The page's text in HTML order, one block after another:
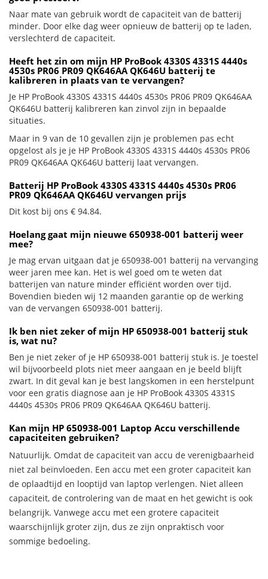
Naar mate van gebruik wordt de capaciteit van de batterij
minder. Door elke dag weer opnieuw de batterij op te laden,
verslechterd de capaciteit.
Heeft het zin om mijn HP ProBook 4330S 4331S 4440s
4530s PR06 PR09 QK646AA QK646U batterij te
kalibreren in plaats van te vervangen?
Je HP ProBook 4330S 4331S 4440s 4530s PR06 PR09 QK646AA
QK646U batterij kalibreren kan zinvol zijn in bepaalde
situaties.
Maar in 9 van de 10 gevallen zijn je problemen pas echt
opgelost als je je HP ProBook 4330S 4331S 4440s 4530s PR06
PR09 QK646AA QK646U batterij laat vervangen.
Batterij HP ProBook 4330S 4331S 4440s 4530s PR06
PR09 QK646AA QK646U vervangen prijs
Dit kost bij ons € 94.84.
Hoelang gaat mijn nieuwe 650938-001 batterij weer
mee?
Je mag ervan uitgaan dat je 650938-001 batterij na vervanging
weer jaren mee kan. Het is wel goed om te weten dat
batterijen van nature minder efficiënt worden over tijd.
Bovendien bieden wij 12 maanden garantie op de werking
van de vervangen 650938-001 batterij.
Ik ben niet zeker of mijn HP 650938-001 batterij stuk
is, wat nu?
Ben je niet zeker of je HP 650938-001 batterij stuk is. Je toestel
wil bijvoorbeeld plots niet meer aangaan en je beeld blijft
zwart. In dit geval kan je best langskomen in een herstelpunt
voor een gratis diagnose aan je HP ProBook 4330S 4331S
4440s 4530s PR06 PR09 QK646AA QK646U batterij.
Kan mijn HP 650938-001 Laptop Accu verschillende
capaciteiten gebruiken?
Natuurlijk. Omdat de capaciteit van accu de verenigbaarheid
niet zal beïnvloeden. Een accu met een groter capaciteit kan
de oplaadtijd en looptijd van laptop verlengen. Niet alleen
capaciteit, de controlering van de maat en het gewicht is ook
belangrijk. Vanwege accu met een grotere capaciteit
waarschijnlijk groter zijn, dus ze zijn onpraktisch voor
sommige bedoeling.